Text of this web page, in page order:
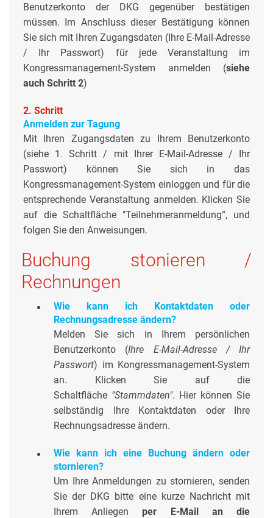
Benutzerkonto der DKG gegenüber bestätigen
müssen. Im Anschluss dieser Bestätigung können
Sie sich mit Ihren Zugangsdaten (Ihre E-Mail-Adresse
/ Ihr Passwort) für jede Veranstaltung im
Kongressmanagement-System anmelden (siehe
auch Schritt 2)
2. Schritt
Anmelden zur Tagung
Mit Ihren Zugangsdaten zu Ihrem Benutzerkonto
(siehe 1. Schritt / mit Ihrer E-Mail-Adresse / Ihr
Passwort) können Sie sich in das
Kongressmanagement-System einloggen und für die
entsprechende Veranstaltung anmelden. Klicken Sie
auf die Schaltfläche "Teilnehmeranmeldung“, und
folgen Sie den Anweisungen.
Buchung stonieren /
Rechnungen
Wie kann ich Kontaktdaten oder
Rechnungsadresse ändern?
Melden Sie sich in Ihrem persönlichen
Benutzerkonto (Ihre E-Mail-Adresse / Ihr
Passwort) im Kongressmanagement-System
an. Klicken Sie auf die
Schaltfläche "Stammdaten". Hier können Sie
selbständig Ihre Kontaktdaten oder Ihre
Rechnungsadresse ändern.
Wie kann ich eine Buchung ändern oder
stornieren?
Um Ihre Anmeldungen zu stornieren, senden
Sie der DKG bitte eine kurze Nachricht mit
Ihrem Anliegen per E-Mail an die